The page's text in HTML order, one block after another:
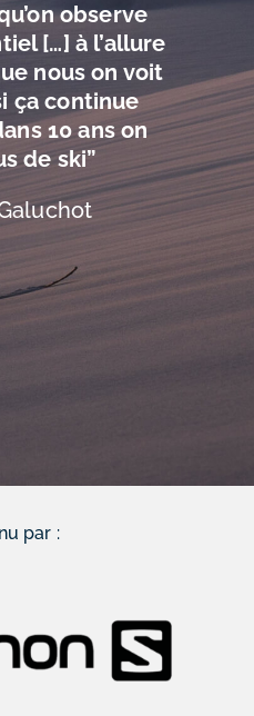
observe
[…] à l’allure
nous on voit
ça continue
10 ans on
de ski”
par :